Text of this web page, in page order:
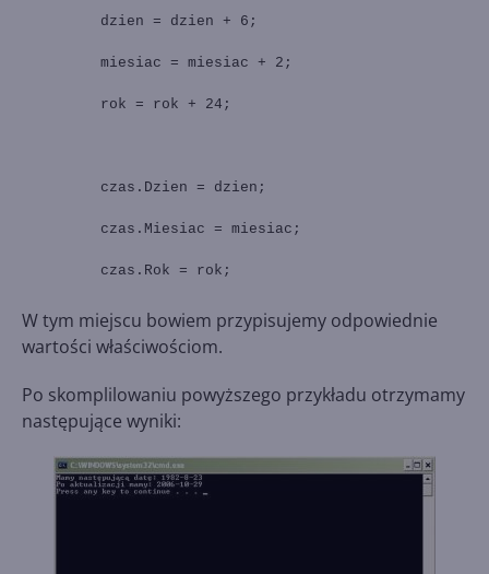
dzien = dzien + 6;
miesiac = miesiac + 2;
rok = rok + 24;
czas.Dzien = dzien;
czas.Miesiac = miesiac;
czas.Rok = rok;
W tym miejscu bowiem przypisujemy odpowiednie
wartości właściwościom.
Po skomplilowaniu powyższego przykładu otrzymamy
następujące wyniki: